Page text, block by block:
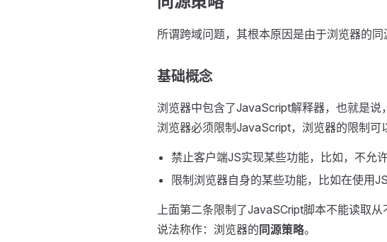
所谓跨域问题，其根本原因是由于浏览器的同
基础概念
浏览器中包含了JavaScript解释器，也就是说
浏览器必须限制JavaScript，浏览器的限制可
禁止客户端JS实现某些功能，比如，不允
限制浏览器自身的某些功能，比如在使用
上面第二条限制了JavaSCript脚本不能读取
说法称作：浏览器的 同源策略。